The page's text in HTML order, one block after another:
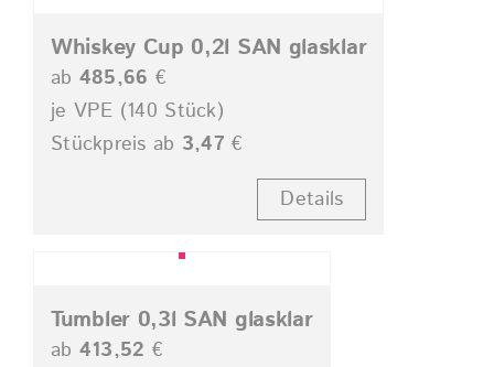
Whiskey Cup 0,2l SAN glasklar
ab 485,66 €
je VPE (140 Stück)
Stückpreis ab 3,47 €
Details
Tumbler 0,3l SAN glasklar
ab 413,52 €